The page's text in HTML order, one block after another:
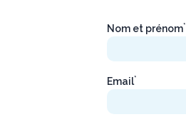
Nom et prénom*
Email*